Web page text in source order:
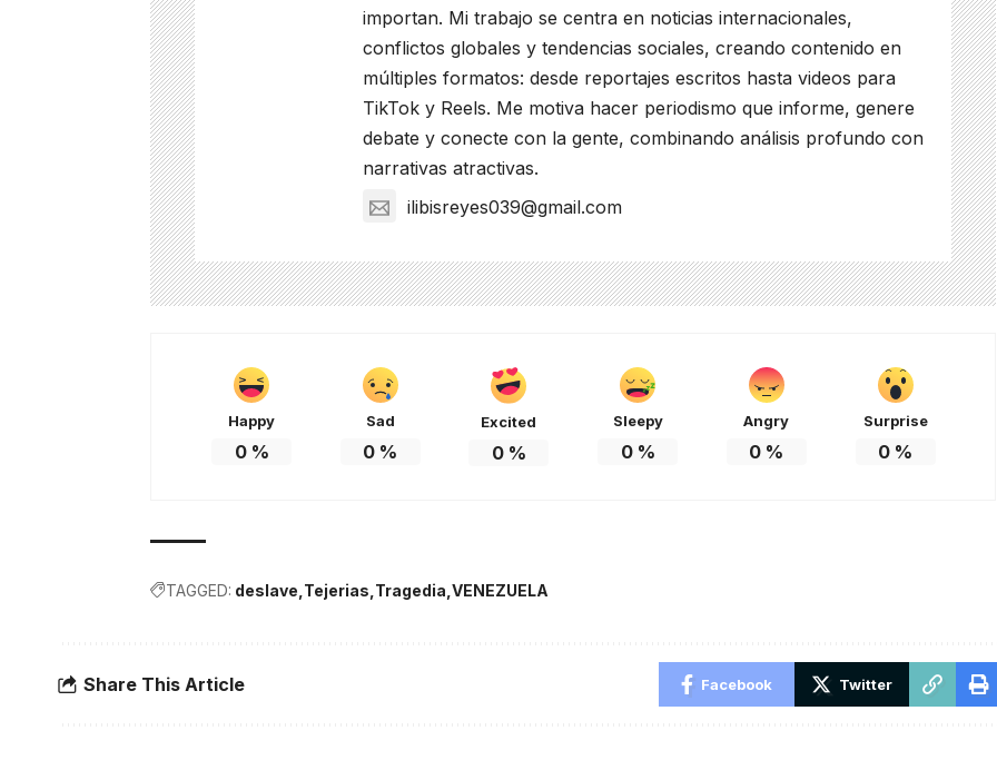
importan. Mi trabajo se centra en noticias internacionales,
conflictos globales y tendencias sociales, creando contenido en
múltiples formatos: desde reportajes escritos hasta videos para
TikTok y Reels. Me motiva hacer periodismo que informe, genere
debate y conecte con la gente, combinando análisis profundo con
narrativas atractivas.
ilibisreyes039@gmail.com
Happy
0%
Sad
0 %
Excited
0%
Sleepy
0%
Angry
0 %
Surprise
0 %
TAGGED: deslave Tejerias Tragedia VENEZUELA
Share This Article Facebook Twitter